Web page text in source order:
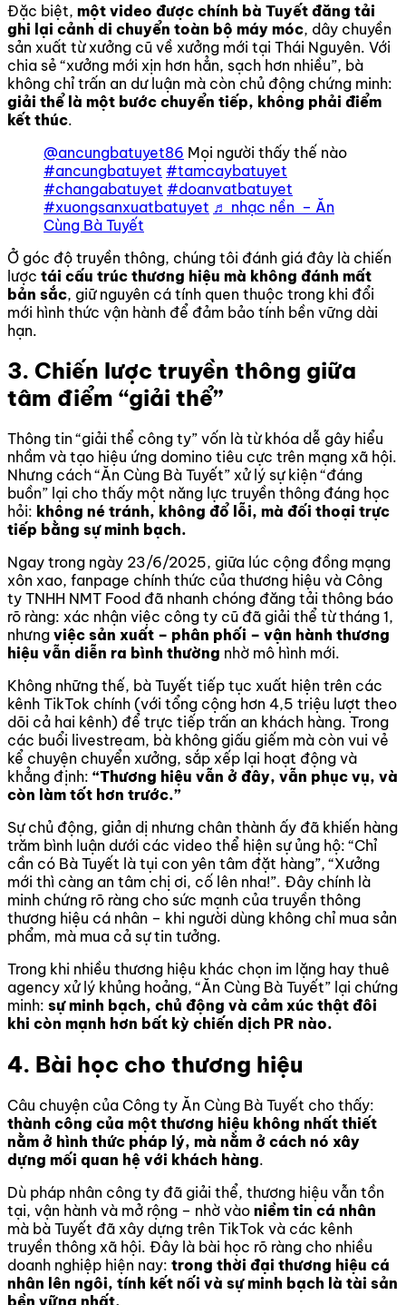
Đặc biệt, một video được chính bà Tuyết đăng tải
ghi lại cảnh di chuyển toàn bộ máy móc, dây chuyền
sản xuất từ xưởng cũ về xưởng mới tại Thái Nguyên. Với
chia sẻ “xưởng mới xịn hơn hẳn, sạch hơn nhiều”, bà
không chỉ trấn an dư luận mà còn chủ động chứng minh:
giải thể là một bước chuyển tiếp, không phải điểm
kết thúc.
@ancungbatuyet86 Mọi người thấy thế nào
#ancungbatuyet #tamcaybatuyet
#changabatuyet #doanvatbatuyet
#xuongsanxuatbatuyet ♬ nhạc nền – Ăn
Cùng Bà Tuyết
Ở góc độ truyền thông, chúng tôi đánh giá đây là chiến
lược tái cấu trúc thương hiệu mà không đánh mất
bản sắc, giữ nguyên cá tính quen thuộc trong khi đổi
mới hình thức vận hành để đảm bảo tính bền vững dài
hạn.
3. Chiến lược truyền thông giữa
tâm điểm “giải thể”
Thông tin “giải thể công ty” vốn là từ khóa dễ gây hiểu
nhầm và tạo hiệu ứng domino tiêu cực trên mạng xã hội.
Nhưng cách “Ăn Cùng Bà Tuyết” xử lý sự kiện “đáng
buồn” lại cho thấy một năng lực truyền thông đáng học
hỏi: không né tránh, không đổ lỗi, mà đối thoại trực
tiếp bằng sự minh bạch.
Ngay trong ngày 23/6/2025, giữa lúc cộng đồng mạng
xôn xao, fanpage chính thức của thương hiệu và Công
ty TNHH NMT Food đã nhanh chóng đăng tải thông báo
rõ ràng: xác nhận việc công ty cũ đã giải thể từ tháng 1,
nhưng việc sản xuất – phân phối – vận hành thương
hiệu vẫn diễn ra bình thường nhờ mô hình mới.
Không những thế, bà Tuyết tiếp tục xuất hiện trên các
kênh TikTok chính (với tổng cộng hơn 4,5 triệu lượt theo
dõi cả hai kênh) để trực tiếp trấn an khách hàng. Trong
các buổi livestream, bà không giấu giếm mà còn vui vẻ
kể chuyện chuyển xưởng, sắp xếp lại hoạt động và
khẳng định: “Thương hiệu vẫn ở đây, vẫn phục vụ, và
còn làm tốt hơn trước.”
Sự chủ động, giản dị nhưng chân thành ấy đã khiến hàng
trăm bình luận dưới các video thể hiện sự ủng hộ: “Chỉ
cần có Bà Tuyết là tụi con yên tâm đặt hàng”, “Xưởng
mới thì càng an tâm chị ơi, cố lên nha!”. Đây chính là
minh chứng rõ ràng cho sức mạnh của truyền thông
thương hiệu cá nhân – khi người dùng không chỉ mua sản
phẩm, mà mua cả sự tin tưởng.
Trong khi nhiều thương hiệu khác chọn im lặng hay thuê
agency xử lý khủng hoảng, “Ăn Cùng Bà Tuyết” lại chứng
minh: sự minh bạch, chủ động và cảm xúc thật đôi
khi còn mạnh hơn bất kỳ chiến dịch PR nào.
4. Bài học cho thương hiệu
Câu chuyện của Công ty Ăn Cùng Bà Tuyết cho thấy:
thành công của một thương hiệu không nhất thiết
nằm ở hình thức pháp lý, mà nằm ở cách nó xây
dựng mối quan hệ với khách hàng.
Dù pháp nhân công ty đã giải thể, thương hiệu vẫn tồn
tại, vận hành và mở rộng – nhờ vào niềm tin cá nhân
mà bà Tuyết đã xây dựng trên TikTok và các kênh
truyền thông xã hội. Đây là bài học rõ ràng cho nhiều
doanh nghiệp hiện nay: trong thời đại thương hiệu cá
nhân lên ngôi, tính kết nối và sự minh bạch là tài sản